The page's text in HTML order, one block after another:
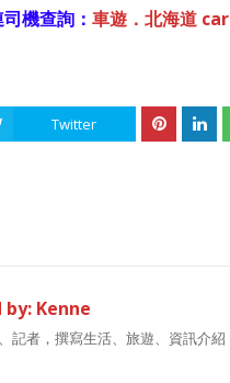
機查詢： 車遊．北海道
Twitter
by: Kenne
記者，撰寫生活、旅遊、資訊介